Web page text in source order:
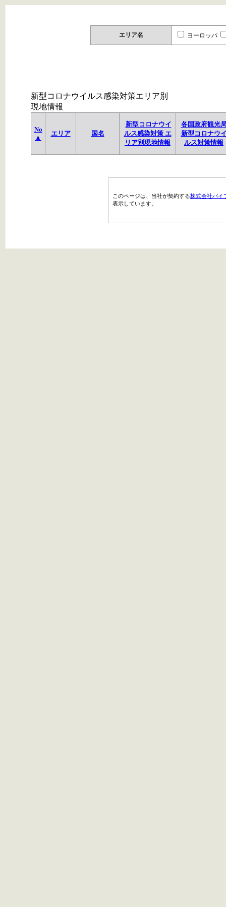
エリア名 ヨーロッパ
新型コロナウイルス感染対策エリア別
現地情報
No
▲
エリア 国名
新型コロナウイ
ルス感染対策 エ
リア別現地情報
各国政府観光
新型コロナウ
ルス対策情報
このページは、当社が契約する株式会社パイ
表示しています。